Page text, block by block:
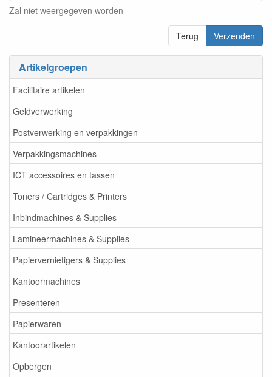
Artikelgroepen
Facilitaire artikelen
Geldverwerking
Postverwerking en verpakkingen
Verpakkingsmachines
ICT accessoires en tassen
Toners / Cartridges & Printers
Inbindmachines & Supplies
Lamineermachines & Supplies
Papiervernietigers & Supplies
Kantoormachines
Presenteren
Papierwaren
Kantoorartikelen
Opbergen
Zal niet weergegeven worden
Terug Verzenden